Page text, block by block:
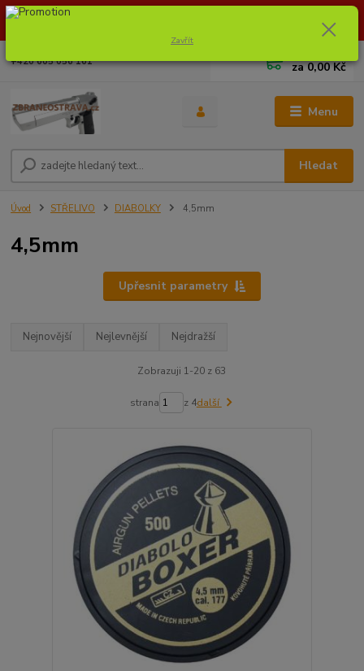
Dostupnost zboží si ověřte na info@zbraneostrava.cz nebo tel.
Menu
Hledat
+420 605 056 161 za0,00 Kč
Úvod STŘELIVO DIABOLKY 4,5mm
4,5mm
Upřesnit parametry
Nejnovější Nejlevnější Nejdražší
Zobrazuji 1-20 z 63
strana z 4další
Zavřít